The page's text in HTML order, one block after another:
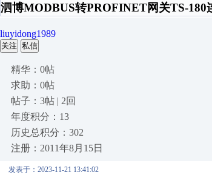
泗博MODBUS转PROFINET网关TS-
liuyidong1989
关注 私信
精华：0帖
求助：0帖
帖子：3帖 | 2回
年度积分：13
历史总积分：302
注册：2011年8月15日
发表于：2023-11-21 13:41:02